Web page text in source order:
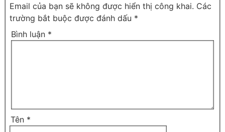
Email của bạn sẽ không được hiển thị công khai. Các
trường bắt buộc được đánh dấu *
Bình luận *
Tên *